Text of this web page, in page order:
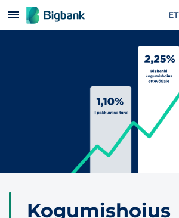
Hüppa sisu juurde ET
Kogumishoius